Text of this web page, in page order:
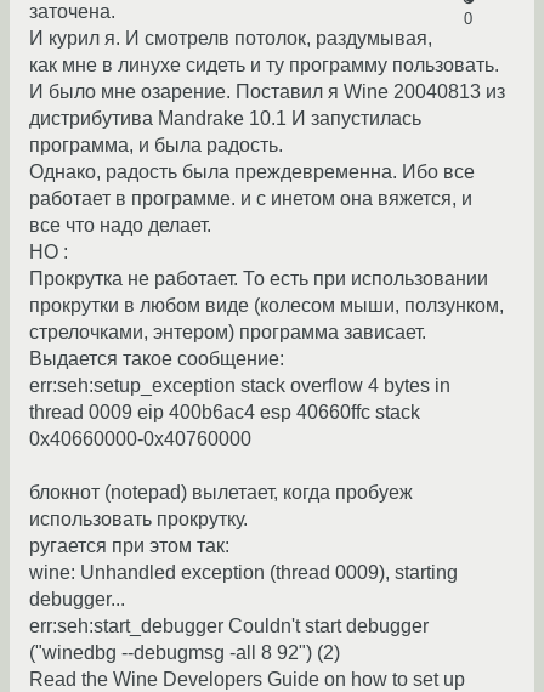
0
заточена.
И курил я. И смотрелв потолок, раздумывая,
как мне в линухе сидеть и ту программу пользовать.
И было мне озарение. Поставил я Wine 20040813 из
дистрибутива Mandrake 10.1 И запустилась
программа, и была радость.
Однако, радость была преждевременна. Ибо все
работает в программе. и с инетом она вяжется, и
все что надо делает.
НО :
Прокрутка не работает. То есть при использовании
прокрутки в любом виде (колесом мыши, ползунком,
стрелочками, энтером) программа зависает.
Выдается такое сообщение:
err:seh:setup_exception stack overflow 4 bytes in
thread 0009 eip 400b6ac4 esp 40660ffc stack
0x40660000-0x40760000
блокнот (notepad) вылетает, когда пробуеж
использовать прокрутку.
ругается при этом так:
wine: Unhandled exception (thread 0009), starting
debugger...
err:seh:start_debugger Couldn't start debugger
("winedbg --debugmsg -all 8 92") (2)
Read the Wine Developers Guide on how to set up